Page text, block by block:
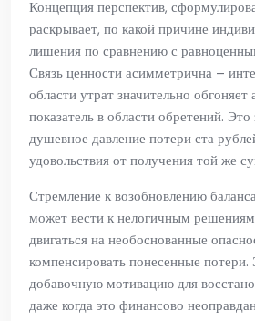
Концепция перспектив,
раскрывает, по какой причине
лишения по сравнению с
Связь ценности асимметрична –
области утрат значительно
показатель в области обретений. Это
душевное давление потери ста
удовольствия от получения той же
Стремление к возобновлению
может вести к нелогичным
двигаться на необоснованные
компенсировать понесенные потери.
добавочную мотивацию для
даже когда это финансово